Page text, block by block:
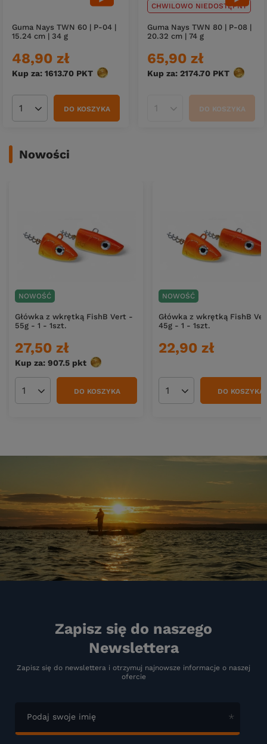
Guma Nays TWN 60 | P-04 |
15.24 cm | 34 g
48,90 zł
Kup za: 1613.70 PKT punktów
Ilość produktówDO KOSZYKA
CHWILOWO NIEDOSTĘPNY
Guma Nays TWN 80 | P-08 |
20.32 cm | 74 g
65,90 zł
Kup za: 2174.70 PKT punktów
Ilość produktówDO KOSZYKA
Nowości
NOWOŚĆ
Główka z wkrętką FishB Vert -
55g - 1 - 1szt.
27,50 zł
Kup za: 907.5 pkt punktów
Ilość produktówDO KOSZYKA
NOWOŚĆ
Główka z wkrętką FishB
45g - 1 - 1szt.
22,90 zł
Ilość produktówDO KOSZYKA
Zapisz się do naszego
Newslettera
Zapisz się do newslettera i otrzymuj najnowsze informacje o naszej
ofercie
Podaj swoje imię